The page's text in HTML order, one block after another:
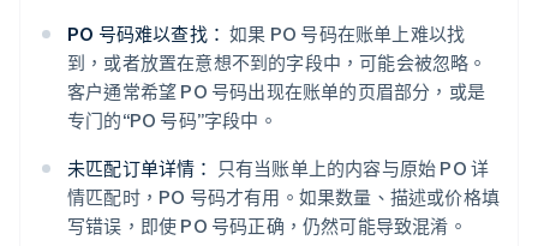
PO 号码难以查找： 如果 PO 号码在账单上难以找
到，或者放置在意想不到的字段中，可能会被忽略。
客户通常希望 PO 号码出现在账单的页眉部分，或是
专门的“PO 号码”字段中。
未匹配订单详情： 只有当账单上的内容与原始 PO 详
情匹配时，PO 号码才有用。如果数量、描述或价格填
写错误，即使 PO 号码正确，仍然可能导致混淆。